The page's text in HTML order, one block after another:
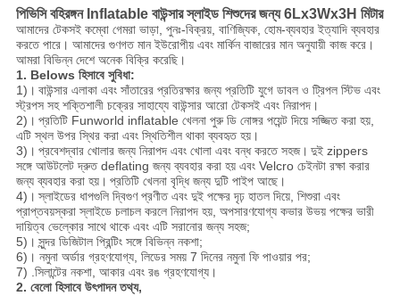
পিভিসি বহিরঙ্গন Inflatable বাউন্সার স্লাইড শিশুদের জন্য 6Lx3Wx3H মিটার
আমাদের টেকসই কম্বো গেমরা ভাড়া, পুনঃ-বিক্রয়, বাণিজ্যিক, হোম-ব্যবহার ইত্যাদি ব্যবহার
করতে পারে। আমাদের গুণগত মান ইউরোপীয় এবং মার্কিন বাজারের মান অনুযায়ী কাজ করে।
আমরা বিভিন্ন দেশে অনেক বিক্রি করেছি।
1. Belows হিসাবে সুবিধা:
1)। বাউন্সার এলাকা এবং সাঁতারের প্রতিরক্ষার জন্য প্রতিটি যুগে ডাবল ও ট্রিপল স্টিভ এবং
স্ট্রপস সহ শক্তিশালী চক্রের সাহায্যে বাউন্সার আরো টেকসই এবং নিরাপদ।
2)। প্রতিটি Funworld inflatable খেলনা পুরু ডি নোঙ্গর পয়েন্ট দিয়ে সজ্জিত করা হয়,
এটি স্থল উপর স্থির করা এবং স্থিতিশীল থাকা ব্যবহৃত হয়।
3)। প্রবেশদ্বার খোলার জন্য নিরাপদ এবং খোলা এবং বন্ধ করতে সহজ। দুই zippers
সঙ্গে আউটলেট দ্রুত deflating জন্য ব্যবহার করা হয় এবং Velcro চেইনটা রক্ষা করার
জন্য ব্যবহার করা হয়। প্রতিটি খেলনা বৃদ্ধি জন্য দুটি পাইপ আছে।
4)। স্লাইডের ধাপগুলি দ্বিগুণ প্রণীত এবং দুই পক্ষের দৃঢ় হাতল দিয়ে, শিশুরা এবং
প্রাপ্তবয়স্করা স্লাইডে চলাচল করলে নিরাপদ হয়, অপসারণযোগ্য কভার উভয় পক্ষের ভারী
দায়িত্ব ভেল্কোর সাথে থাকে এবং এটি সরানোর জন্য সহজ;
5)। সুন্দর ডিজিটাল প্রিন্টিং সঙ্গে বিভিন্ন নকশা;
6)। নমুনা অর্ডার গ্রহণযোগ্য, লিডের সময় 7 দিনের নমুনা ফি পাওয়ার পর;
7) .সিলান্টের নকশা, আকার এবং রঙ গ্রহণযোগ্য।
2. বেলো হিসাবে উৎপাদন তথ্য,